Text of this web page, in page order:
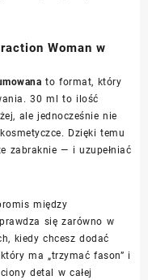
Woman w
to format, który
30 ml to ilość
ale jednocześnie nie
Dzięki temu
zabraknie — i uzupełniać
między
się zarówno w
kiedy chcesz dodać
ma „trzymać fason” i
detal w całej